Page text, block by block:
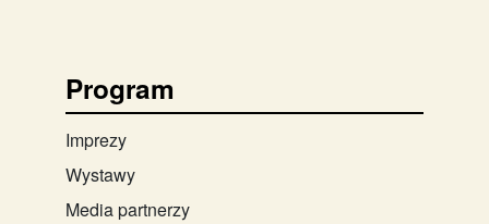
Program
Imprezy
Wystawy
Media partnerzy